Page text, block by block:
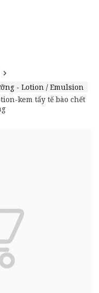
- Lotion / Emulsion
kem tẩy tế bào chết